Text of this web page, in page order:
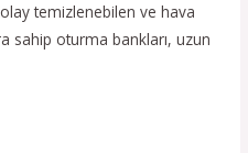
temizlenebilen ve hava
sahip oturma bankları, uzun